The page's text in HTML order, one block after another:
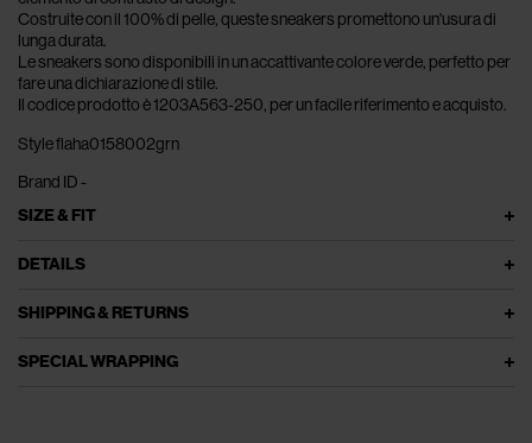
Costruite con il 100% di pelle, queste sneakers promettono un'usura di
lunga durata.
Le sneakers sono disponibili in un accattivante colore verde, perfetto per
fare una dichiarazione di stile.
Il codice prodotto è 1203A563-250, per un facile riferimento e acquisto.
Style flaha0158002grn
Brand ID -
SIZE & FIT
DETAILS
SHIPPING & RETURNS
SPECIAL WRAPPING